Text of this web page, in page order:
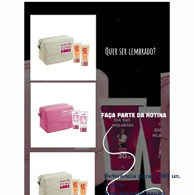
Referência para 1.000 un.
À vista
Sem personalização